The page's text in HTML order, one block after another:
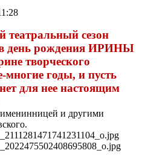
театральный сезон
день рождения ИРИНЫ
творческого
многие годы, и пусть
для нее настоящим
именинницей и другими